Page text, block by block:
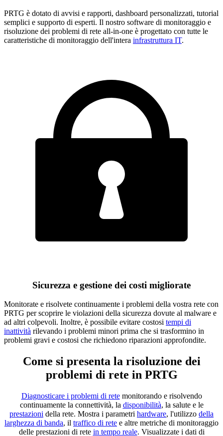
PRTG è dotato di avvisi e rapporti, dashboard personalizzati, tutorial
semplici e supporto di esperti. Il nostro software di monitoraggio e
risoluzione dei problemi di rete all-in-one è progettato con tutte le
caratteristiche di monitoraggio dell'intera infrastruttura IT.
Sicurezza e gestione dei costi migliorate
Monitorate e risolvete continuamente i problemi della vostra rete con
PRTG per scoprire le violazioni della sicurezza dovute al malware e
ad altri colpevoli. Inoltre, è possibile evitare costosi tempi di
inattività rilevando i problemi minori prima che si trasformino in
problemi gravi e costosi che richiedono riparazioni approfondite.
Come si presenta la risoluzione dei
problemi di rete in PRTG
Diagnosticare i problemi di retemonitorando e risolvendo
continuamente la connettività, la disponibilità, la salute e le
prestazioni della rete. Mostra i parametri hardware, l'utilizzo della
larghezza di banda, il traffico di rete e altre metriche di monitoraggio
delle prestazioni di rete in tempo reale. Visualizzate i dati di